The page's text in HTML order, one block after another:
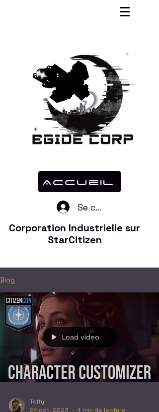
Accueil
Se connecter
Corporation Industrielle sur
StarCitizen
Blog
Load video
Telfyr
24 oct. 2023
4 min de lecture